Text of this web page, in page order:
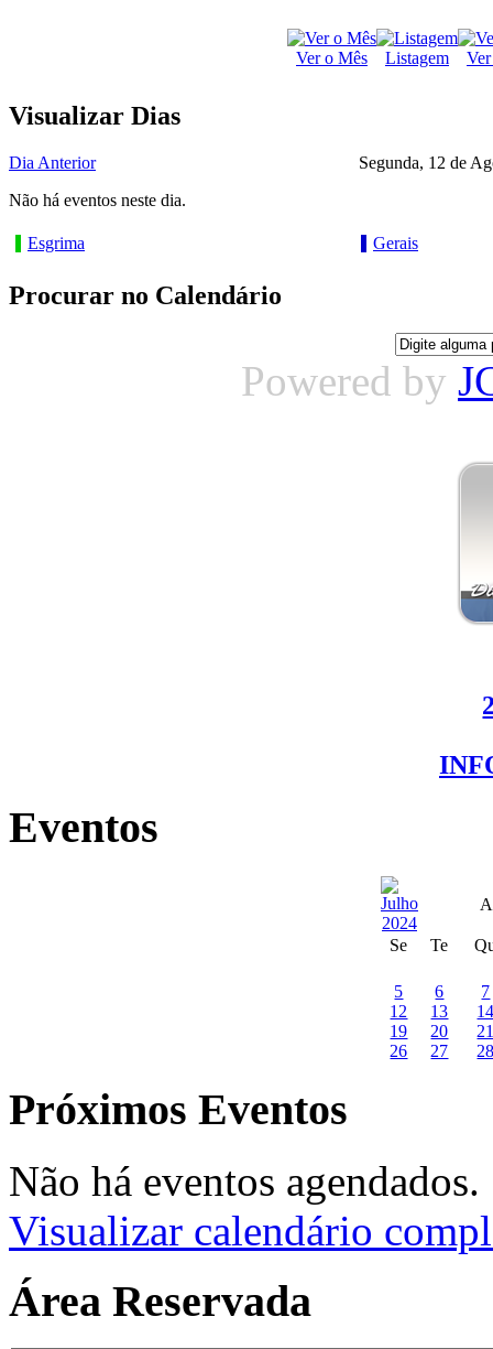
Ver o Mês Listagem
Visualizar Dias
Dia Anterior
Segunda, 12 de
Não há eventos neste dia.
Esgrima Gerais
Procurar no Calendário
Powered by
Eventos
Se Te
5 6
7
12
13
19
20
26
27
Próximos Eventos
Não há eventos agendados.
Visualizar calendário
Área Reservada